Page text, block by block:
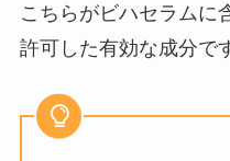
こちらがビハセラムに
許可した有効な成分で